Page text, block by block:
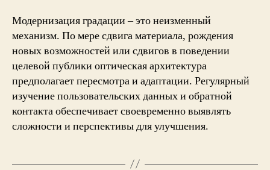
Модернизация градации – это неизменный
механизм. По мере сдвига материала, рождения
новых возможностей или сдвигов в поведении
целевой публики оптическая архитектура
предполагает пересмотра и адаптации. Регулярный
изучение пользовательских данных и обратной
контакта обеспечивает своевременно выявлять
сложности и перспективы для улучшения.